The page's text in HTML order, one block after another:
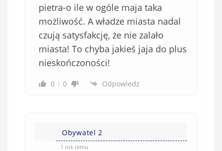
pietra-o ile w ogóle maja taka
możliwość. A władze miasta nadal
czują satysfakcję, że nie zalało
miasta! To chyba jakieś jaja do plus
nieskończoności!
0 0 Odpowiedz
Obywatel 2
1 rok temu